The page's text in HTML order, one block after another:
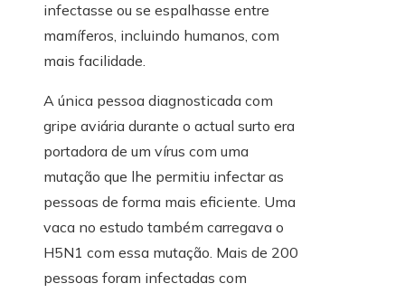
infectasse ou se espalhasse entre
mamíferos, incluindo humanos, com
mais facilidade.
A única pessoa diagnosticada com
gripe aviária durante o actual surto era
portadora de um vírus com uma
mutação que lhe permitiu infectar as
pessoas de forma mais eficiente. Uma
vaca no estudo também carregava o
H5N1 com essa mutação. Mais de 200
pessoas foram infectadas com